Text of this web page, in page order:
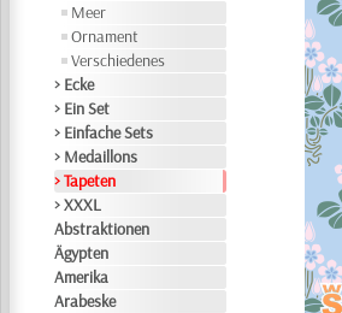
Meer
Ornament
Verschiedenes
> Ecke
> Ein Set
> Einfache Sets
> Medaillons
> Tapeten
> XXXL
Abstraktionen
Ägypten
Amerika
Arabeske